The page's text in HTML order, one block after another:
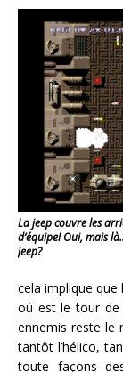
La jeep couvre les
d’équipe! Oui, mais
jeep?
cela implique que
où est le tour de
ennemis reste le
tantôt l’hélico,
toute façons